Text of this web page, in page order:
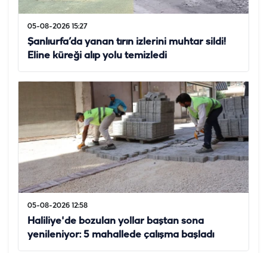
05-08-2026 15:27
Şanlıurfa’da yanan tırın izlerini muhtar sildi!
Eline küreği alıp yolu temizledi
05-08-2026 12:58
Haliliye'de bozulan yollar baştan sona
yenileniyor: 5 mahallede çalışma başladı